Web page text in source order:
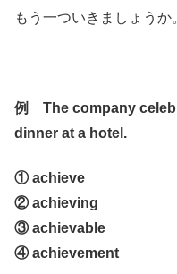
もう一ついきましょうか
例 The company
dinner at a hotel.
① achieve
② achieving
③ achievable
④ achievement